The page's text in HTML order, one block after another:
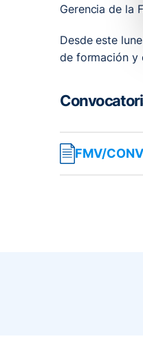
Gerencia de la
Desde este
de formación y
FMV/